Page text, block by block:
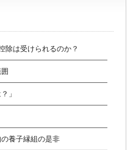
除は受けられるのか？
」
の養子縁組の是非